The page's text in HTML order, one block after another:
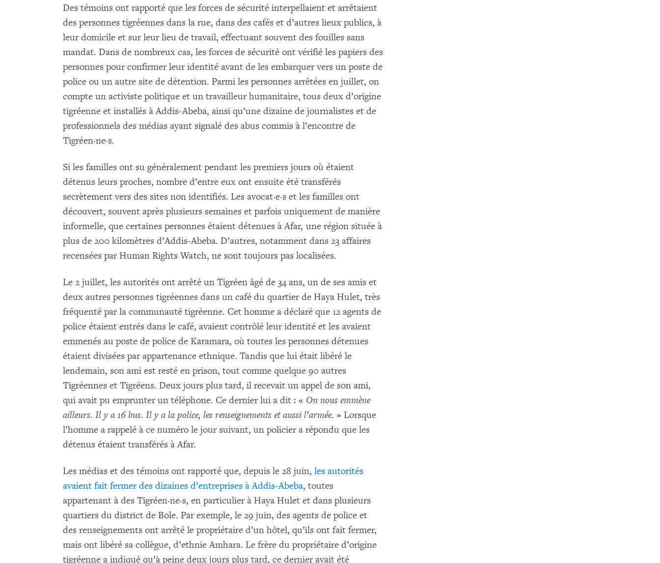
Des témoins ont rapporté que les forces de sécurité interpellaient et arrêtaient
des personnes tigréennes dans la rue, dans des cafés et d’autres lieux publics, à
leur domicile et sur leur lieu de travail, effectuant souvent des fouilles sans
mandat. Dans de nombreux cas, les forces de sécurité ont vérifié les papiers des
personnes pour confirmer leur identité avant de les embarquer vers un poste de
police ou un autre site de détention. Parmi les personnes arrêtées en juillet, on
compte un activiste politique et un travailleur humanitaire, tous deux d’origine
tigréenne et installés à Addis-Abeba, ainsi qu’une dizaine de journalistes et de
professionnels des médias ayant signalé des abus commis à l’encontre de
Tigréen·ne·s.
Si les familles ont su généralement pendant les premiers jours où étaient
détenus leurs proches, nombre d’entre eux ont ensuite été transférés
secrètement vers des sites non identifiés. Les avocat·e·s et les familles ont
découvert, souvent après plusieurs semaines et parfois uniquement de manière
informelle, que certaines personnes étaient détenues à Afar, une région située à
plus de 200 kilomètres d’Addis-Abeba. D’autres, notamment dans 23 affaires
recensées par Human Rights Watch, ne sont toujours pas localisées.
Le 2 juillet, les autorités ont arrêté un Tigréen âgé de 34 ans, un de ses amis et
deux autres personnes tigréennes dans un café du quartier de Haya Hulet, très
fréquenté par la communauté tigréenne. Cet homme a déclaré que 12 agents de
police étaient entrés dans le café, avaient contrôlé leur identité et les avaient
emmenés au poste de police de Karamara, où toutes les personnes détenues
étaient divisées par appartenance ethnique. Tandis que lui était libéré le
lendemain, son ami est resté en prison, tout comme quelque 90 autres
Tigréennes et Tigréens. Deux jours plus tard, il recevait un appel de son ami,
qui avait pu emprunter un téléphone. Ce dernier lui a dit : « On nous emmène
ailleurs. Il y a 16 bus. Il y a la police, les renseignements et aussi l’armée. » Lorsque
l’homme a rappelé à ce numéro le jour suivant, un policier a répondu que les
détenus étaient transférés à Afar.
Les médias et des témoins ont rapporté que, depuis le 28 juin, les autorités
avaient fait fermer des dizaines d’entreprises à Addis-Abeba, toutes
appartenant à des Tigréen·ne·s, en particulier à Haya Hulet et dans plusieurs
quartiers du district de Bole. Par exemple, le 29 juin, des agents de police et
des renseignements ont arrêté le propriétaire d’un hôtel, qu’ils ont fait fermer,
mais ont libéré sa collègue, d’ethnie Amhara. Le frère du propriétaire d’origine
tigréenne a indiqué qu’à peine deux jours plus tard, ce dernier avait été